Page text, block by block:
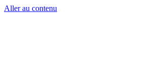
Aller au contenu